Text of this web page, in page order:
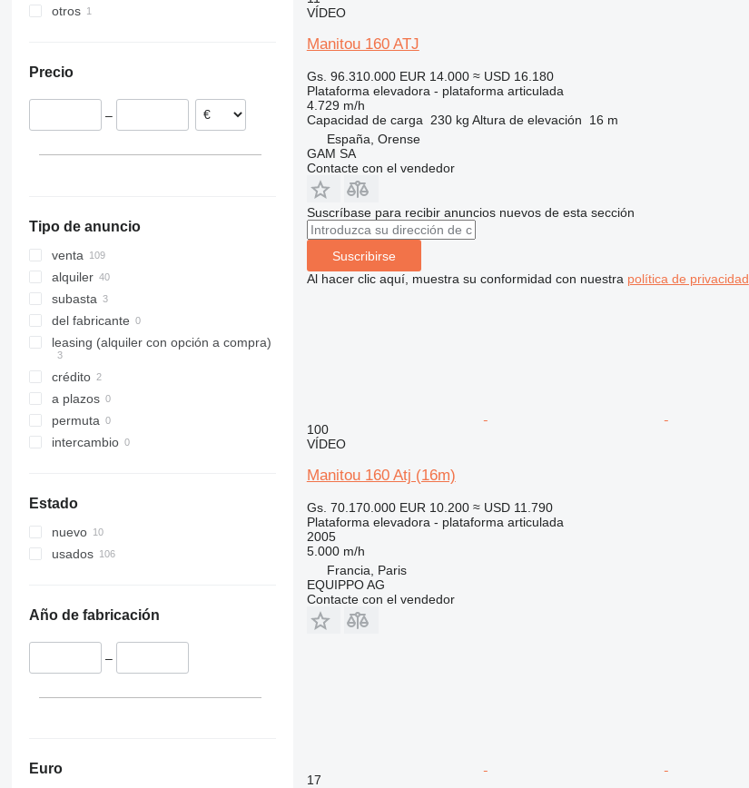
1200
1350
1930
2646
3246
3369
3394
4069
4394
Bélgica
España
otros
Precio
–
Tipo de anuncio
venta
alquiler
subasta
del fabricante
leasing (alquiler con opción a compra)
crédito
a plazos
permuta
intercambio
Estado
nuevo
usados
Año de fabricación
–
Euro
VÍDEO
Manitou 160 ATJ
Gs. 96.310.000 EUR 14.000 ≈ USD 16.180
Plataforma elevadora - plataforma articulada
4.729 m/h
Capacidad de carga
230 kg Altura de elevación
16 m
España, Orense
GAM SA
Contacte con el vendedor
Suscríbase para recibir anuncios nuevos de esta sección
Suscribirse
Al hacer clic aquí, muestra su conformidad con nuestra política de privacidad
100
VÍDEO
Manitou 160 Atj (16m)
Gs. 70.170.000 EUR 10.200 ≈ USD 11.790
Plataforma elevadora - plataforma articulada
2005
5.000 m/h
Francia, Paris
EQUIPPO AG
Contacte con el vendedor
17